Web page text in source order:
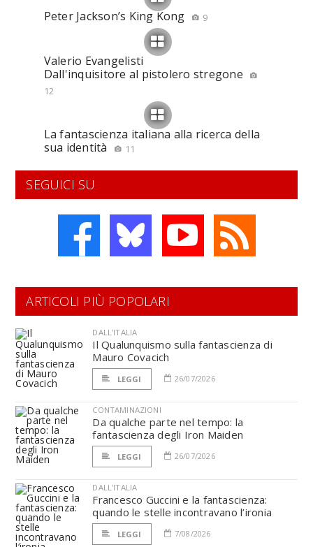
Peter Jackson’s King Kong 9
Valerio Evangelisti
Dall'inquisitore al pistolero stregone
12
La fantascienza italiana alla ricerca della
sua identità
11
SEGUICI SU
ARTICOLI PIÙ POPOLARI
DALL'ITALIA
Il Qualunquismo sulla fantascienza di
Mauro Covacich
LEGGI 26/07/2026
CONTAMINAZIONI
Da qualche parte nel tempo: la
fantascienza degli Iron Maiden
LEGGI 26/07/2026
DALL'ITALIA
Francesco Guccini e la fantascienza:
quando le stelle incontravano l’ironia
LEGGI 7/08/2026